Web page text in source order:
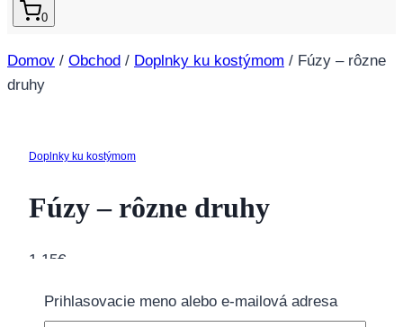
0
Domov / Obchod / Doplnky ku kostýmom / Fúzy – rôzne
druhy
Doplnky ku kostýmom
Fúzy – rôzne druhy
1.15€
51 na sklade
Prihlasovacie meno alebo e-mailová adresa